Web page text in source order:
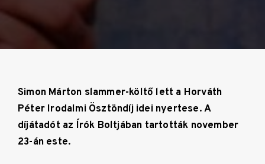
Simon Márton slammer-költő lett a Horváth
Péter Irodalmi Ösztöndíj idei nyertese. A
díjátadót az Írók Boltjában tartották november
23-án este.